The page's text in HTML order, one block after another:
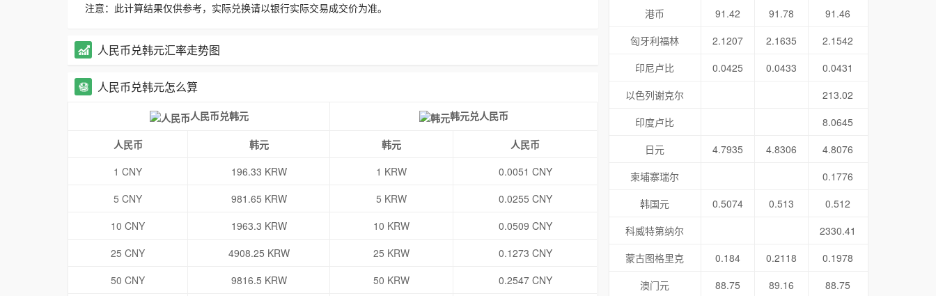
注意：此计算结果仅供参考，实际兑换请以银行实际交易成交价为准。
人民币兑韩元汇率走势图
人民币兑韩元怎么算
人民币兑韩元 韩元兑人民币
人民币 韩元 韩元
人民币
1 CNY
196.33 KRW 1 KRW
0.0051 CNY
5 CNY
981.65 KRW 5 KRW
0.0255 CNY
10 CNY
1963.3 KRW 10 KRW
0.0509 CNY
25 CNY
4908.25 KRW 25 KRW
0.1273 CNY
50 CNY
9816.5 KRW 50 KRW
0.2547 CNY
港币
91.42 91.78
91.46
匈牙利福林
2.1207 2.1635
2.1542
印尼卢比
0.0425 0.0433
0.0431
以色列谢克尔
213.02
印度卢比
8.0645
日元
4.7935 4.8306
4.8076
柬埔寨瑞尔
0.1776
韩国元
0.5074 0.513
0.512
科威特第纳尔
2330.41
蒙古图格里克
0.184 0.2118
0.1978
澳门元
88.75 89.16
88.75